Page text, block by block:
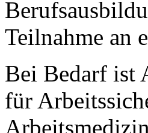
Teilnahme an
Bei Bedarf ist
für